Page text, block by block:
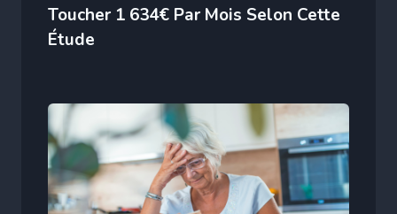
Toucher 1 634€ Par Mois Selon Cette
Étude